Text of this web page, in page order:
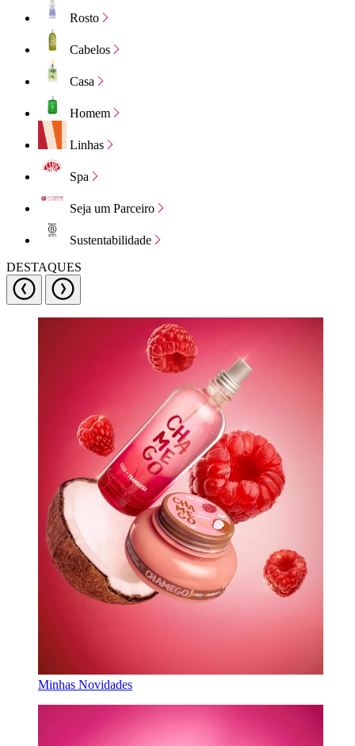
Rosto
Cabelos
Casa
Homem
Linhas
Spa
Seja um Parceiro
Sustentabilidade
DESTAQUES
Minhas Novidades